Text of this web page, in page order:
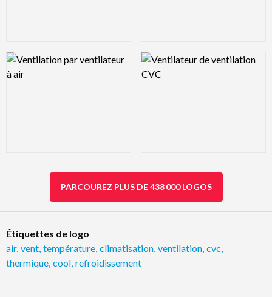
Logo Preview Image Logo Preview Image
PARCOUREZ PLUS DE 438 000 LOGOS
Étiquettes de logo
air, vent température climatisation ventilation cvc
thermique cool refroidissement